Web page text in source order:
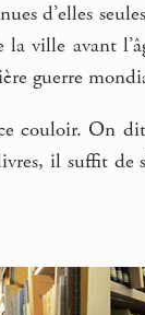
d’elles
la ville avant
guerre
couloir. On
il suffit de